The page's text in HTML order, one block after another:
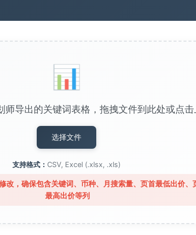
📊
师导出的关键词表格，拖拽文件到此处或点
选择文件
支持格式： CSV, Excel (.xlsx, .xls)
改，确保包含关键词、币种、月搜索量、页首最低出价、
最高出价等列